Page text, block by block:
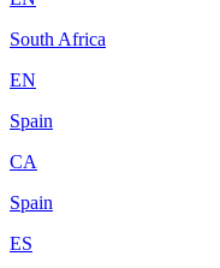
South Africa
EN
Spain
CA
Spain
ES